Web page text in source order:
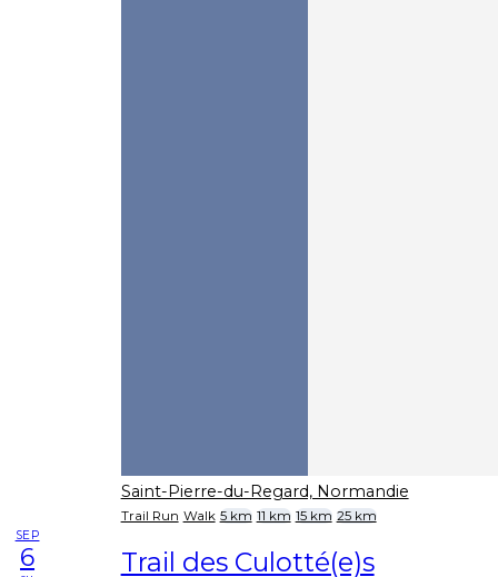
Saint-Pierre-du-Regard, Normandie
Trail Run Walk 5 km 11 km 15 km 25 km
SEP
6 Trail des Culotté(e)s